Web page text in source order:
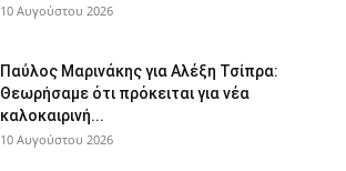
10 Αυγούστου 2026
Παύλος Μαρινάκης για Αλέξη Τσίπρα:
Θεωρήσαμε ότι πρόκειται για νέα
καλοκαιρινή...
10 Αυγούστου 2026